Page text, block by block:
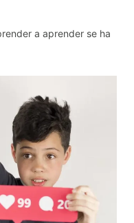
a aprender se ha